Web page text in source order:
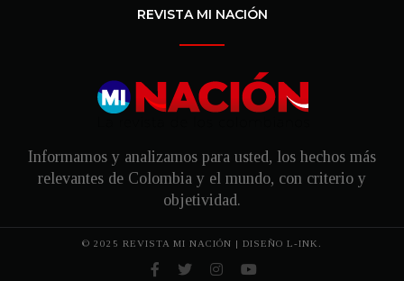
REVISTA MI NACIÓN
Informamos y analizamos para usted, los hechos más
relevantes de Colombia y el mundo, con criterio y
objetividad.
© 2025 REVISTA MI NACIÓN | DISEÑO L-INK.